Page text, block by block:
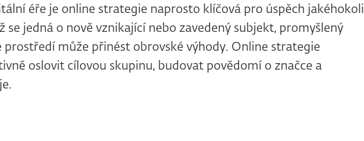
éře je online strategie naprosto klíčová pro úspěch jakéhokoli
se jedná o nově vznikající nebo zavedený subjekt, promyšlený
prostředí může přinést obrovské výhody. Online strategie
oslovit cílovou skupinu, budovat povědomí o značce a